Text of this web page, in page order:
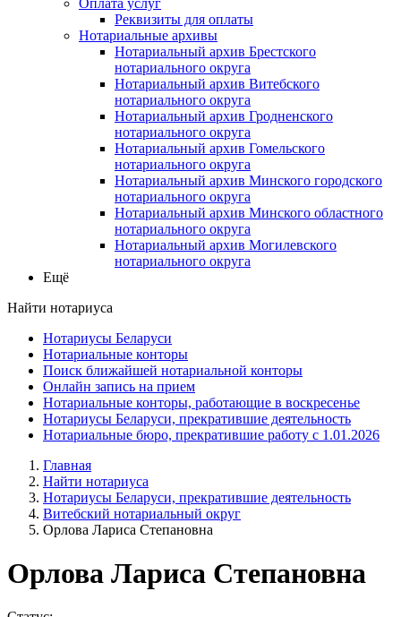
Реквизиты для оплаты
Нотариальные архивы
Нотариальный архив Брестского
нотариального округа
Нотариальный архив Витебского
нотариального округа
Нотариальный архив Гродненского
нотариального округа
Нотариальный архив Гомельского
нотариального округа
Нотариальный архив Минского городского
нотариального округа
Нотариальный архив Минского областного
нотариального округа
Нотариальный архив Могилевского
нотариального округа
Ещё
Найти нотариуса
Нотариусы Беларуси
Нотариальные конторы
Поиск ближайшей нотариальной конторы
Онлайн запись на прием
Нотариальные конторы, работающие в воскресенье
Нотариусы Беларуси, прекратившие деятельность
Нотариальные бюро, прекратившие работу с 1.01.2026
Главная
Найти нотариуса
Нотариусы Беларуси, прекратившие деятельность
Витебский нотариальный округ
Орлова Лариса Степановна
Орлова Лариса Степановна